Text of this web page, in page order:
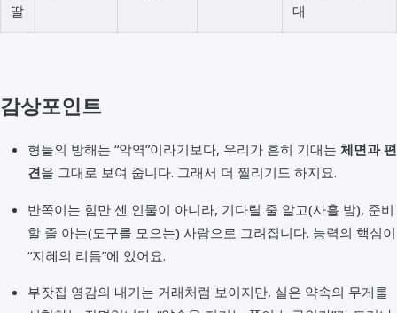
딸
대
감상포인트
형들의 방해는 “악역”이라기보다, 우리가 흔히 기대는 체면과 편
견을 그대로 보여 줍니다. 그래서 더 찔리기도 하지요.
반쪽이는 힘만 센 인물이 아니라, 기다릴 줄 알고(사흘 밤), 준비
할 줄 아는(도구를 모으는) 사람으로 그려집니다. 능력의 핵심이
“지혜의 리듬”에 있어요.
부잣집 영감의 내기는 거래처럼 보이지만, 실은 약속의 무게를